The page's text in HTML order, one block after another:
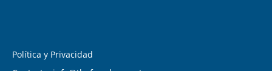
Política y Privacidad